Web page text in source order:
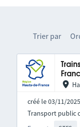
Trier par
créé le 03/11/2025
Transport public